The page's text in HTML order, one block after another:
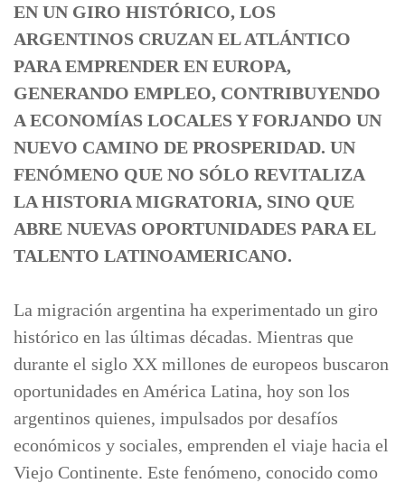
EN UN GIRO HISTÓRICO, LOS
ARGENTINOS CRUZAN EL ATLÁNTICO
PARA EMPRENDER EN EUROPA,
GENERANDO EMPLEO, CONTRIBUYENDO
A ECONOMÍAS LOCALES Y FORJANDO UN
NUEVO CAMINO DE PROSPERIDAD. UN
FENÓMENO QUE NO SÓLO REVITALIZA
LA HISTORIA MIGRATORIA, SINO QUE
ABRE NUEVAS OPORTUNIDADES PARA EL
TALENTO LATINOAMERICANO.
La migración argentina ha experimentado un giro
histórico en las últimas décadas. Mientras que
durante el siglo XX millones de europeos buscaron
oportunidades en América Latina, hoy son los
argentinos quienes, impulsados por desafíos
económicos y sociales, emprenden el viaje hacia el
Viejo Continente. Este fenómeno, conocido como